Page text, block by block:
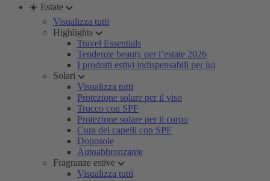
☀️ Estate
Visualizza tutti
Highlights
Travel Essentials
Tendenze beauty per l’estate 2026
I prodotti estivi indispensabili per lui
Solari
Visualizza tutti
Protezione solare per il viso
Trucco con SPF
Protezione solare per il corpo
Cura dei capelli con SPF
Doposole
Autoabbronzante
Fragranze estive
Visualizza tutti